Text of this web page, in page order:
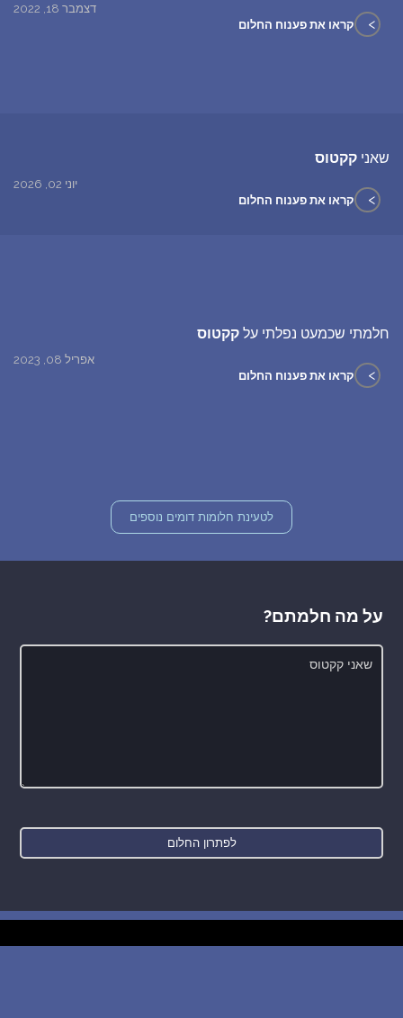
דצמבר 18, 2022
> קראו את פענוח החלום
שאני קקטוס
יוני 02, 2026
> קראו את פענוח החלום
חלמתי שכמעט נפלתי על קקטוס
אפריל 08, 2023
> קראו את פענוח החלום
לטעינת חלומות דומים נוספים
על מה חלמתם?